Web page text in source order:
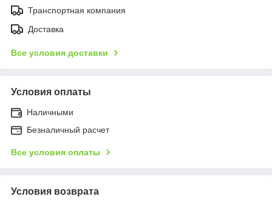
Транспортная компания
Доставка
Все условия доставки
Условия оплаты
Наличными
Безналичный расчет
Все условия оплаты
Условия возврата